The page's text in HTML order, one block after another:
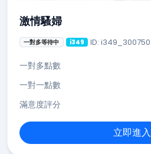
激情騷婦
一對多等待中 i349 ID: i349_300750
一對多點數
一對一點數
滿意度評分
立即進入